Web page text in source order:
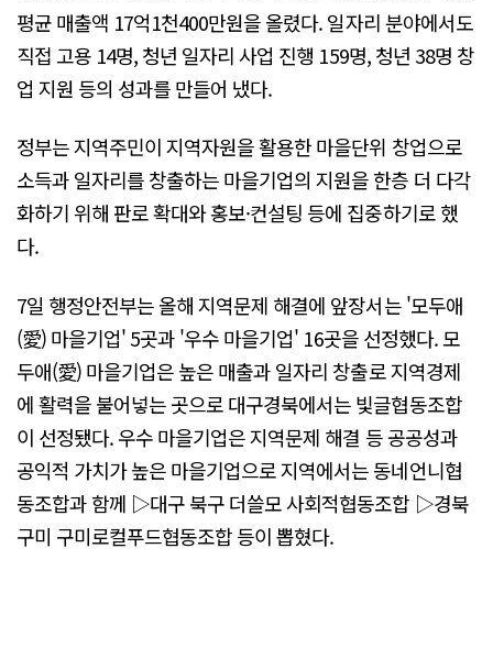
평균 매출액 17억1천400만원을 올렸다. 일자리 분야에서도
직접 고용 14명, 청년 일자리 사업 진행 159명, 청년 38명 창
업 지원 등의 성과를 만들어 냈다.
정부는 지역주민이 지역자원을 활용한 마을단위 창업으로
소득과 일자리를 창출하는 마을기업의 지원을 한층 더 다각
화하기 위해 판로 확대와 홍보·컨설팅 등에 집중하기로 했
다.
7일 행정안전부는 올해 지역문제 해결에 앞장서는 '모두애
(愛) 마을기업' 5곳과 '우수 마을기업' 16곳을 선정했다. 모
두애(愛) 마을기업은 높은 매출과 일자리 창출로 지역경제
에 활력을 불어넣는 곳으로 대구경북에서는 빛글협동조합
이 선정됐다. 우수 마을기업은 지역문제 해결 등 공공성과
공익적 가치가 높은 마을기업으로 지역에서는 동네언니협
동조합과 함께 ▷대구 북구 더쓸모 사회적협동조합 ▷경북
구미 구미로컬푸드협동조합 등이 뽑혔다.